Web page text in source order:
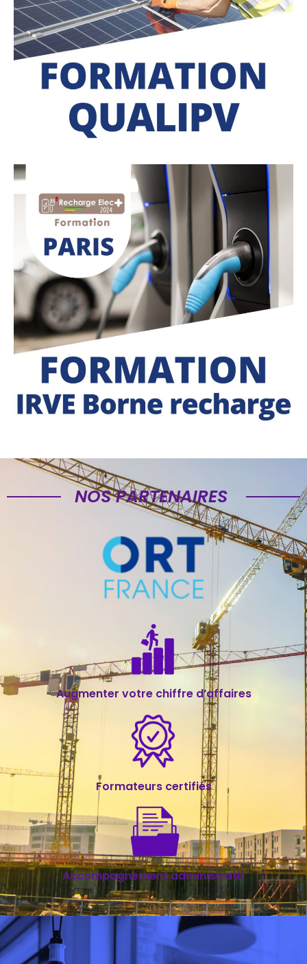
NOS PARTENAIRES
Augmenter votre chiffre d’affaires
Formateurs certifiés
Accompagnement administratif